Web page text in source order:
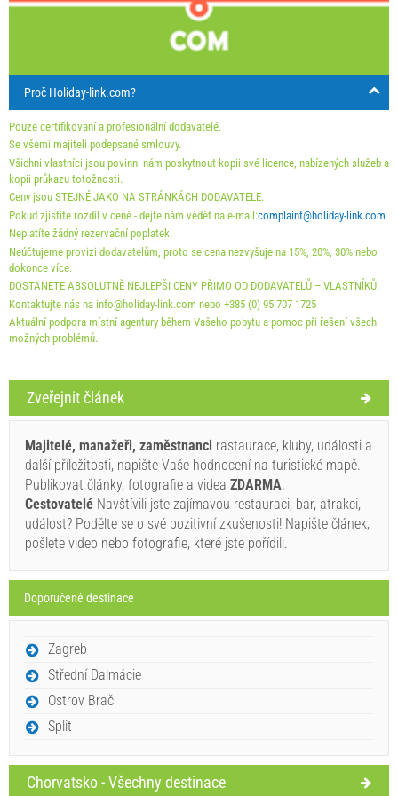
Kterýkoli den
Ceny zobrazené pro jednotku jsou pro určený počet osob.
Nabídky:
Holiday-Link platí: 20. 9. 2025 - 31. 12. 2026 / - 10 %
First minute 22. 2. 2026 - 31. 12. 2027 / - 10 %
Povinné:Registrace hostů (01.07. - 31.08): 10 EUR (once -
za_person), Registrace hostů (01.01 - 30.06. / 01.09. -
31.12.): 5 EUR (once - za_person)
16
17 18 19 20 21
22
25 26 27
Podmínky dodavatele
Rezervovat a čekat na potvrzení
Pokud si nepřejete, aby si okamžitě a budete mít další
otázky, prosím vyplňte je a klikněte na „Poslat poptávku“.
Proč Holiday-link.com?
Pouze certifikovaní a profesionální dodavatelé.
Se všemi majiteli podepsané smlouvy.
Všichni vlastníci jsou povinni nám poskytnout kopii své licence, nabízených služeb a
kopii průkazu totožnosti.
Ceny jsou STEJNÉ JAKO NA STRÁNKÁCH DODAVATELE.
Pokud zjistíte rozdíl v ceně - dejte nám vědět na e-mail:complaint@holiday-link.com
Neplatíte žádný rezervační poplatek.
Neúčtujeme provizi dodavatelům, proto se cena nezvyšuje na 15%, 20%, 30% nebo
dokonce více.
DOSTANETE ABSOLUTNĔ NEJLEPŠI CENY PŘIMO OD DODAVATELŮ – VLASTNĺKŮ.
Kontaktujte nás na info@holiday-link.com nebo +385 (0) 95 707 1725
Aktuální podpora místní agentury během Vašeho pobytu a pomoc při řešení všech
možných problémů.
Zveřejnit článek
Majitelé, manažeři, zaměstnanci rastaurace, kluby, události a
další příležitosti, napište Vaše hodnocení na turistické mapě.
Publikovat články, fotografie a videa ZDARMA.
Cestovatelé Navštívili jste zajímavou restauraci, bar, atrakci,
událost? Podělte se o své pozitivní zkušenosti! Napište článek,
pošlete video nebo fotografie, které jste pořídili.
Doporučené destinace
Zagreb
Střední Dalmácie
Ostrov Brač
Split
Chorvatsko - Všechny destinace